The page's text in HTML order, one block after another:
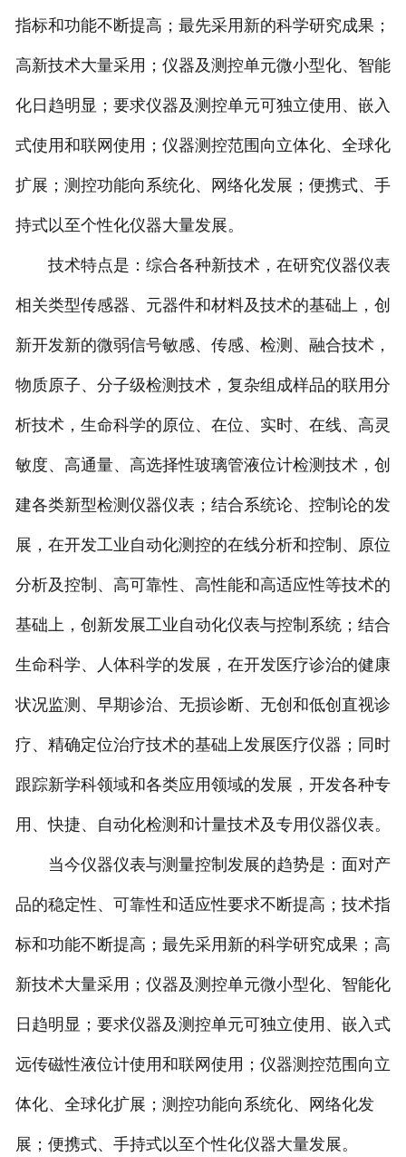
指标和功能不断提高；最先采用新的科学研究成果；
高新技术大量采用；仪器及测控单元微小型化、智能
化日趋明显；要求仪器及测控单元可独立使用、嵌入
式使用和联网使用；仪器测控范围向立体化、全球化
扩展；测控功能向系统化、网络化发展；便携式、手
持式以至个性化仪器大量发展。
技术特点是：综合各种新技术，在研究仪器仪表
相关类型传感器、元器件和材料及技术的基础上，创
新开发新的微弱信号敏感、传感、检测、融合技术，
物质原子、分子级检测技术，复杂组成样品的联用分
析技术，生命科学的原位、在位、实时、在线、高灵
敏度、高通量、高选择性玻璃管液位计检测技术，创
建各类新型检测仪器仪表；结合系统论、控制论的发
展，在开发工业自动化测控的在线分析和控制、原位
分析及控制、高可靠性、高性能和高适应性等技术的
基础上，创新发展工业自动化仪表与控制系统；结合
生命科学、人体科学的发展，在开发医疗诊治的健康
状况监测、早期诊治、无损诊断、无创和低创直视诊
疗、精确定位治疗技术的基础上发展医疗仪器；同时
跟踪新学科领域和各类应用领域的发展，开发各种专
用、快捷、自动化检测和计量技术及专用仪器仪表。
当今仪器仪表与测量控制发展的趋势是：面对产
品的稳定性、可靠性和适应性要求不断提高；技术指
标和功能不断提高；最先采用新的科学研究成果；高
新技术大量采用；仪器及测控单元微小型化、智能化
日趋明显；要求仪器及测控单元可独立使用、嵌入式
远传磁性液位计使用和联网使用；仪器测控范围向立
体化、全球化扩展；测控功能向系统化、网络化发
展；便携式、手持式以至个性化仪器大量发展。